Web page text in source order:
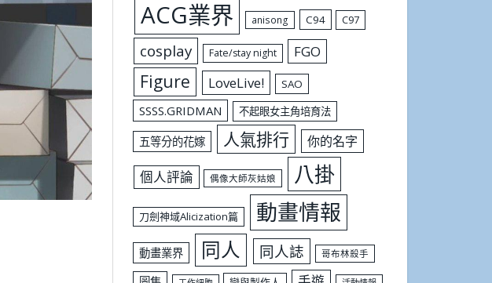
ACG業界 anisong C94 C97
cosplay Fate/stay night FGO
Figure LoveLive! SAO
SSSS.GRIDMAN 不起眼女主角培育法
五等分的花嫁 人氣排行 你的名字
個人評論 偶像大師灰姑娘 八掛
刀劍神域Alicization篇 動畫情報
動畫業界 同人 同人誌 哥布林殺手